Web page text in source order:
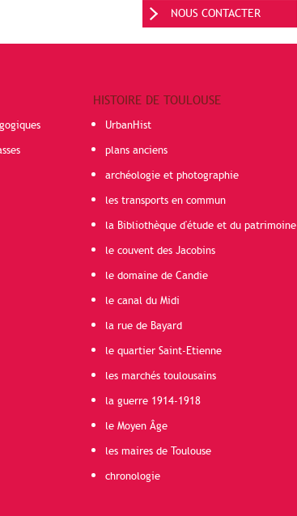
NOUS CONTACTER
HISTOIRE DE TOULOUSE
UrbanHist
plans anciens
archéologie et photographie
les transports en commun
la Bibliothèque d'étude et du patrimoine
le couvent des Jacobins
le domaine de Candie
le canal du Midi
la rue de Bayard
le quartier Saint-Etienne
les marchés toulousains
la guerre 1914-1918
le Moyen Âge
les maires de Toulouse
chronologie